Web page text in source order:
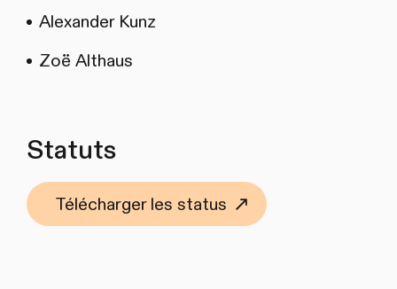
Alexander Kunz
Zoë Althaus
Statuts
Télécharger les status